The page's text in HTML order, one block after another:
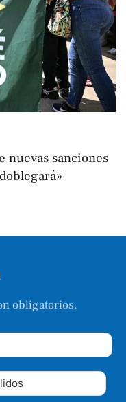
sanciones
obligatorios.